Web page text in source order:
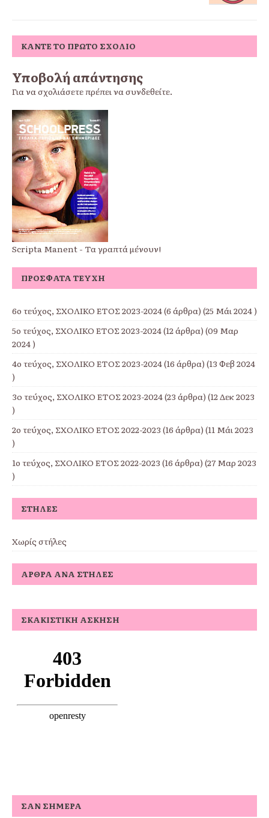
ΚΆΝΤΕ ΤΟ ΠΡΏΤΟ ΣΧΌΛΙΟ
Υποβολή απάντησης
Για να σχολιάσετε πρέπει νασυνδεθείτε.
Scripta Manent - Τα γραπτά μένουν!
ΠΡΌΣΦΑΤΑ ΤΕΎΧΗ
6ο τεύχος, ΣΧΟΛΙΚΟ ΕΤΟΣ 2023-2024(6 άρθρα) (25 Μάι 2024 )
5ο τεύχος, ΣΧΟΛΙΚΟ ΕΤΟΣ 2023-2024(12 άρθρα) (09 Μαρ
2024 )
4ο τεύχος, ΣΧΟΛΙΚΟ ΕΤΟΣ 2023-2024(16 άρθρα) (13 Φεβ 2024
)
3o τεύχος, ΣΧΟΛΙΚΟ ΕΤΟΣ 2023-2024(23 άρθρα) (12 Δεκ 2023
)
2ο τεύχος, ΣΧΟΛΙΚΟ ΕΤΟΣ 2022-2023 (16 άρθρα) (11 Μάι 2023
)
1ο τεύχος, ΣΧΟΛΙΚΟ ΕΤΟΣ 2022-2023 (16 άρθρα) (27 Μαρ 2023
)
ΣΤΉΛΕΣ
Χωρίς στήλες
ΆΡΘΡΑ ΑΝΆ ΣΤΉΛΕΣ
ΣΚΑΚΙΣΤΙΚΉ ΆΣΚΗΣΗ
ΣΑΝ ΣΉΜΕΡΑ